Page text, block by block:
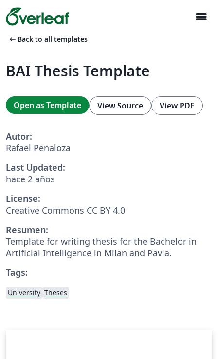
menu
arrow_left_alt Back to all templates
BAI Thesis Template
Open as Template View Source View PDF
Autor:
Rafael Penaloza
Last Updated:
hace 2 años
License:
Creative Commons CC BY 4.0
Resumen:
Template for writing thesis for the Bachelor in
Artificial Intelligence in Milan and Pavia.
Tags:
University Theses